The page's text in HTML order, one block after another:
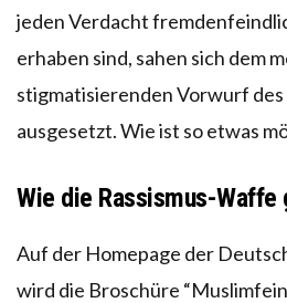
jeden Verdacht
erhaben sind, sahen sich dem
stigmatisierenden Vorwurf des
ausgesetzt. Wie ist so etwas
Wie die Rassismus-
Auf der Homepage der
wird die Broschüre